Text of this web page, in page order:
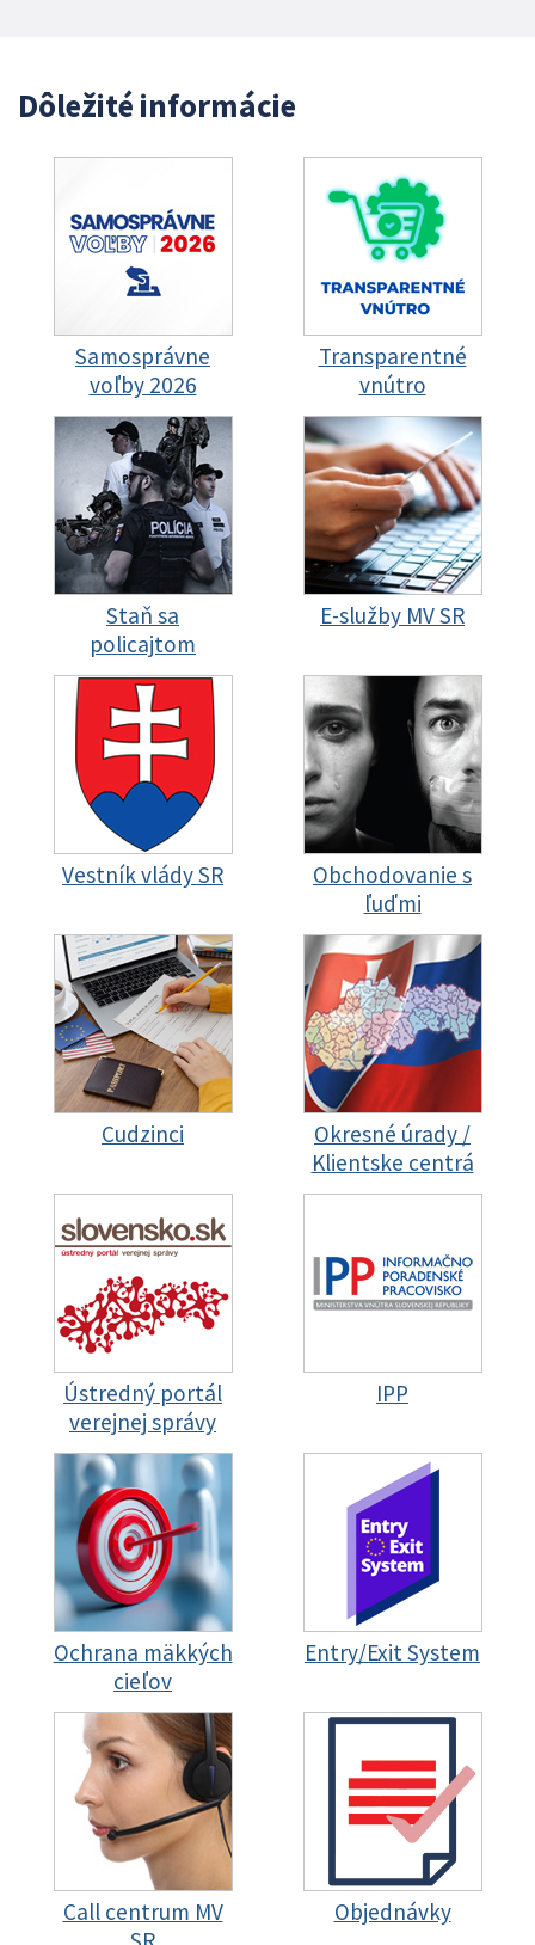
Dôležité informácie
Samosprávne
voľby 2026
Transparentné
vnútro
Staň sa
policajtom
E-služby MV SR
Vestník vlády SR
Obchodovanie s
ľuďmi
Cudzinci
Okresné úrady /
Klientske centrá
Ústredný portál
verejnej správy
IPP
Ochrana mäkkých
cieľov
Entry/Exit System
Call centrum MV
Objednávky